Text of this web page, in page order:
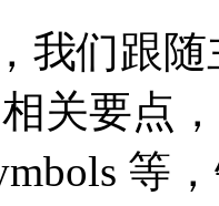
我们跟随
关要点
等